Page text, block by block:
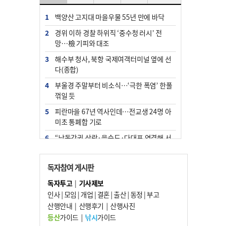
1
백양산 고지대 마을우물 55년 만에 바닥
2
경위 이하 경찰 하위직 ‘중수청 러시’ 전
망…檢 기피와 대조
3
해수부 청사, 북항 국제여객터미널 옆에 선
다(종합)
4
부울경 주말부터 비소식…‘극한 폭염’ 한풀
꺾일 듯
5
피란마을 67년 역사인데…전교생 24명 아
미초 통폐합 기로
6
“낙동강권 삼락·을숙도·다대포 연결해 서
7
오늘의 날씨- 2026년 8월 7일
8
외국인 선원 ‘인신매매 경유지’ 된 부산…
우려가 현실로
9
[사설] 해수부 신청사 북항으로 확정, 해양
수도 도약의 전환점
독자참여 게시판
독자투고| 기사제보
인사|모임 | 개업 | 결혼|출산|동정 |부고
산행안내 | 산행후기 | 산행사진
등산가이드| 낚시가이드